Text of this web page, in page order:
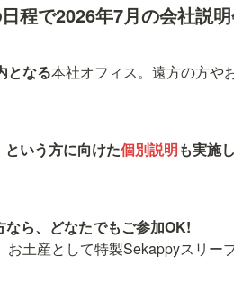
程で2026年7月の会社説明
となる本社オフィス。遠方の方や
いう方に向けた個別説明も実施
土産として特製Sekappyスリー